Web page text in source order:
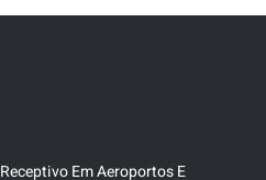
Receptivo Em Aeroportos E